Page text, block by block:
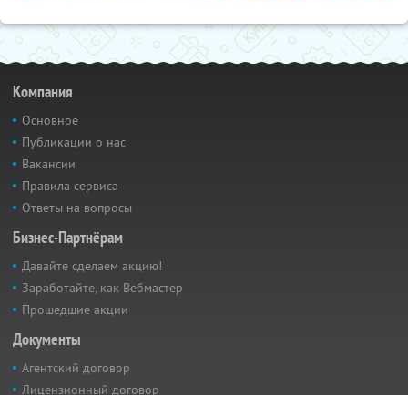
Компания
Основное
Публикации о нас
Вакансии
Правила сервиса
Ответы на вопросы
Бизнес-Партнёрам
Давайте сделаем акцию!
Заработайте, как Вебмастер
Прошедшие акции
Документы
Агентский договор
Лицензионный договор